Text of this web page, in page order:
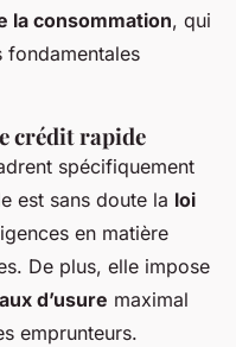
la consommation, qui
crédit rapide
spécifiquement
est sans doute la loi
en matière
De plus, elle impose
d’usure maximal
emprunteurs.